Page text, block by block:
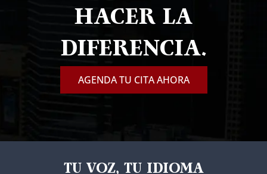
HACER LA
DIFERENCIA.
AGENDA TU CITA AHORA
TU VOZ, TU IDIOMA